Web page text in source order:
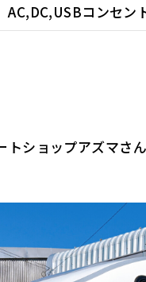
コンセン
ショップアズマさ